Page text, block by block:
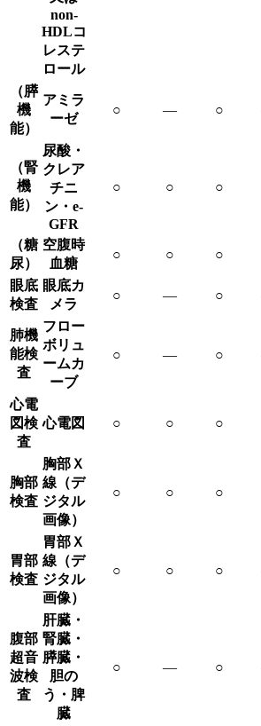
non-
HDLコ
レステ
ロール
（膵
機
能）
アミラ
ーゼ
○ ― ○
（腎
機
能）
尿酸・
クレア
チニ
ン・e-
GFR
○ ○ ○
（糖
尿）
空腹時
血糖
○ ○ ○
眼底
検査
眼底カ
メラ
○ ― ○
肺機
能検
査
フロー
ボリュ
ームカ
ーブ
○ ― ○
心電
図検
査
心電図 ○ ○ ○
胸部
検査
胸部Ｘ
線（デ
ジタル
画像）
○ ○ ○
胃部
検査
胃部Ｘ
線（デ
ジタル
画像）
○ ○ ○
腹部
超音
波検
査
肝臓・
腎臓・
膵臓・
胆の
う・脾
臓
○ ― ○